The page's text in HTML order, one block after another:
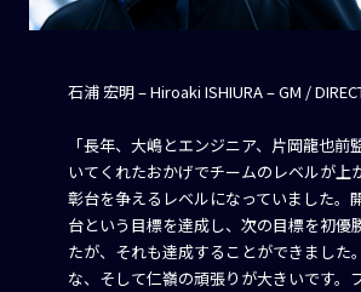
石浦 宏明 – Hiroaki ISHIURA – GM /
「長年、大嶋とエンジニア、片岡龍也前
いてくれたおかげでチームのレベルが上
彰台を争えるレベルになっていました。
台という目標を達成し、次の目標を初優
たが、それも達成することができました
な、そして仁嶺の頑張りが大きいです。